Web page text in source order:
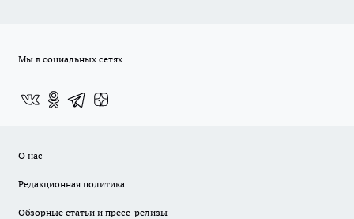
Мы в социальных сетях
О нас
Редакционная политика
Обзорные статьи и пресс-релизы